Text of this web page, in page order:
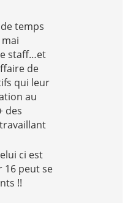
temps
staff…et
de
qui leur
au
des
ci est
16 peut se
!!